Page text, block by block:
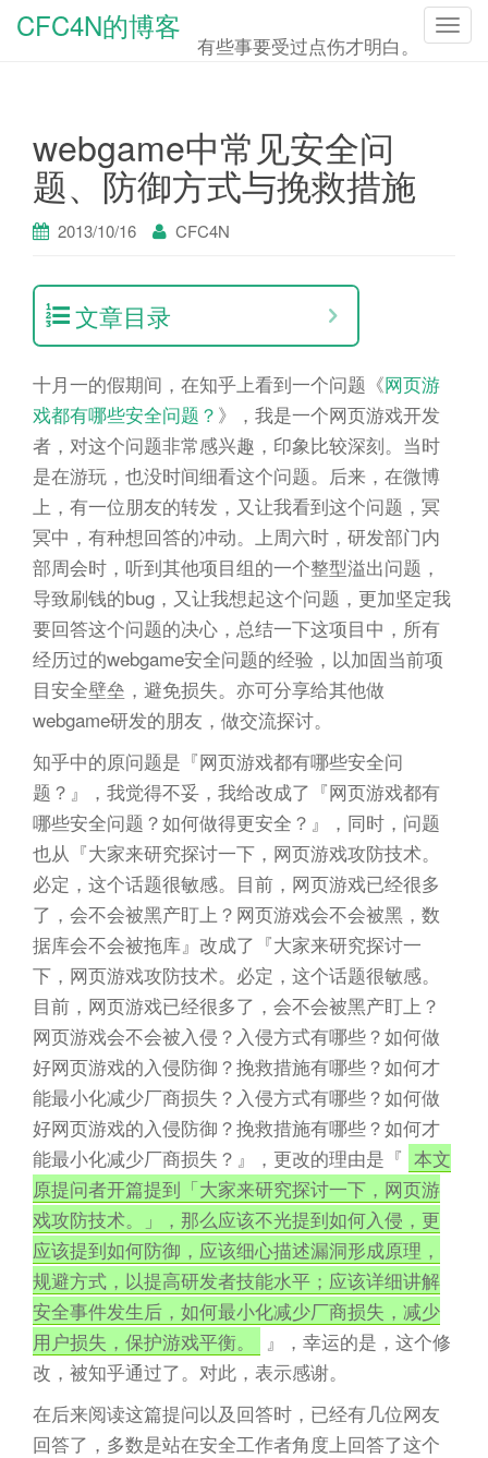
T
CFC4N的博客
有些事要受过点伤才明白。
webgame中常见安全问
题、防御方式与挽救措施
2013/10/16 CFC4N
文章目录
十月一的假期间，在知乎上看到一个问题《网页游
戏都有哪些安全问题？ 》，我是一个网页游戏开发
者，对这个问题非常感兴趣，印象比较深刻。当时
是在游玩，也没时间细看这个问题。后来，在微博
上，有一位朋友的转发，又让我看到这个问题，冥
冥中，有种想回答的冲动。上周六时，研发部门内
部周会时，听到其他项目组的一个整型溢出问题，
导致刷钱的bug，又让我想起这个问题，更加坚定我
要回答这个问题的决心，总结一下这项目中，所有
经历过的webgame安全问题的经验，以加固当前项
目安全壁垒，避免损失。亦可分享给其他做
webgame研发的朋友，做交流探讨。
知乎中的原问题是『网页游戏都有哪些安全问
题？』，我觉得不妥，我给改成了『网页游戏都有
哪些安全问题？如何做得更安全？』，同时，问题
也从『大家来研究探讨一下，网页游戏攻防技术。
必定，这个话题很敏感。目前，网页游戏已经很多
了，会不会被黑产盯上？网页游戏会不会被黑，数
据库会不会被拖库』改成了『大家来研究探讨一
下，网页游戏攻防技术。必定，这个话题很敏感。
目前，网页游戏已经很多了，会不会被黑产盯上？
网页游戏会不会被入侵？入侵方式有哪些？如何做
好网页游戏的入侵防御？挽救措施有哪些？如何才
能最小化减少厂商损失？入侵方式有哪些？如何做
好网页游戏的入侵防御？挽救措施有哪些？如何才
能最小化减少厂商损失？』，更改的理由是『 本文
原提问者开篇提到「大家来研究探讨一下，网页游
戏攻防技术。」，那么应该不光提到如何入侵，更
应该提到如何防御，应该细心描述漏洞形成原理，
规避方式，以提高研发者技能水平；应该详细讲解
安全事件发生后，如何最小化减少厂商损失，减少
用户损失，保护游戏平衡。
』，幸运的是，这个修
改，被知乎通过了。对此，表示感谢。
在后来阅读这篇提问以及回答时，已经有几位网友
回答了，多数是站在安全工作者角度上回答了这个